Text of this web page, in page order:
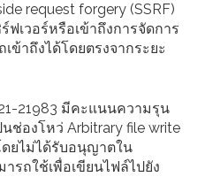
request forgery (SSRF)
ฟเวอร์หรือเข้าถึงการจัดการ
ข้าถึงได้โดยตรงจากระยะ
21983 มีคะแนนความรุน
นช่องโหว่ Arbitrary file write
ยไม่ได้รับอนุญาตใน
รถใช้เพื่อเขียนไฟล์ไปยัง